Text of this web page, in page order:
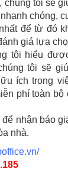
chúng tôi sẽ
chóng,
để từ đó
giá lựa
tôi hiểu
tôi sẽ
ích trong
phí toàn
nhận báo
nhà.